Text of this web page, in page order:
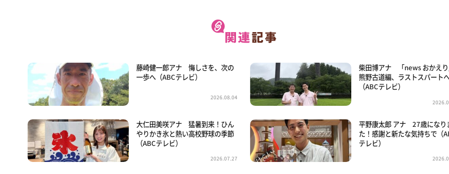
藤崎健一郎アナ 悔しさを、次の
一歩へ（ABCテレビ）
2026.08.04
柴田博アナ 「news おかえり
熊野古道編、ラストスパート
（ABCテレビ）
大仁田美咲アナ 猛暑到来！ひん
やりかき氷と熱い高校野球の季節
（ABCテレビ）
2026.07.27
平野康太郎 アナ 27歳になり
た！感謝と新たな気持ちで（
テレビ）